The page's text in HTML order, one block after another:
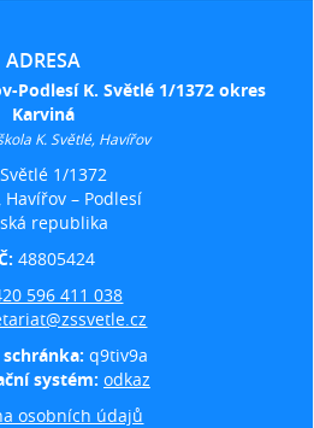
ADRESA
Podlesí K. Světlé 1/1372 okres
Karviná
K. Světlé, Havířov
1/1372
Havířov – Podlesí
republika
48805424
596 411 038
q9tiv9a
systém: odkaz
osobních údajů